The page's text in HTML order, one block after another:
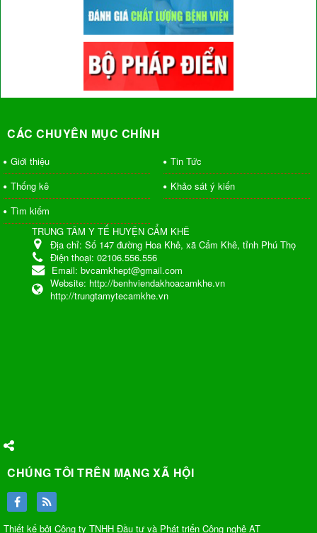
CÁC CHUYÊN MỤC CHÍNH
Giới thiệu
Tin Tức
Thống kê
Khảo sát ý kiến
Tìm kiếm
TRUNG TÂM Y TẾ HUYỆN CẨM KHÊ
Địa chỉ: Số 147 đường Hoa Khê, xã Cẩm Khê, tỉnh Phú Thọ
Điện thoại: 02106.556.556
Email: bvcamkhept@gmail.com
Website: http://benhviendakhoacamkhe.vn
http://trungtamytecamkhe.vn
CHÚNG TÔI TRÊN MẠNG XÃ HỘI
Thiết kế bởi Công ty TNHH Đầu tư và Phát triển Công nghệ AT